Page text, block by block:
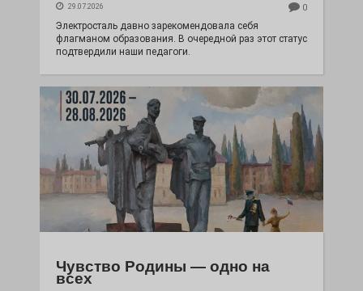
29.07.2026 0
Электросталь давно зарекомендовала себя
флагманом образования. В очередной раз этот статус
подтвердили наши педагоги.
Чувство Родины — одно на
всех